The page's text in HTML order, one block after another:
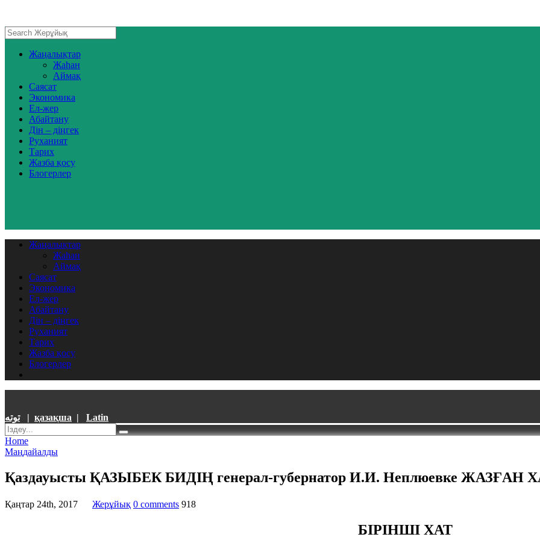
Жаңалықтар
Жаһан
Аймақ
Саясат
Экономика
Ел-жер
Абайтану
Дін – діңгек
Руханият
Тарих
Жазба қосу
Блогерлер
Жаңалықтар
Жаһан
Аймақ
Саясат
Экономика
Ел-жер
Абайтану
Дін – діңгек
Руханият
Тарих
Жазба қосу
Блогерлер
توتە| қазақша | Latin
Home
Маңдайалды
Қаздауысты ҚАЗЫБЕК БИДІҢ генерал-губернатор И.И. Неплюевке ЖАЗҒАН
Қаңтар 24th, 2017 Жерұйық 0 comments 918
БІРІНШІ ХАТ